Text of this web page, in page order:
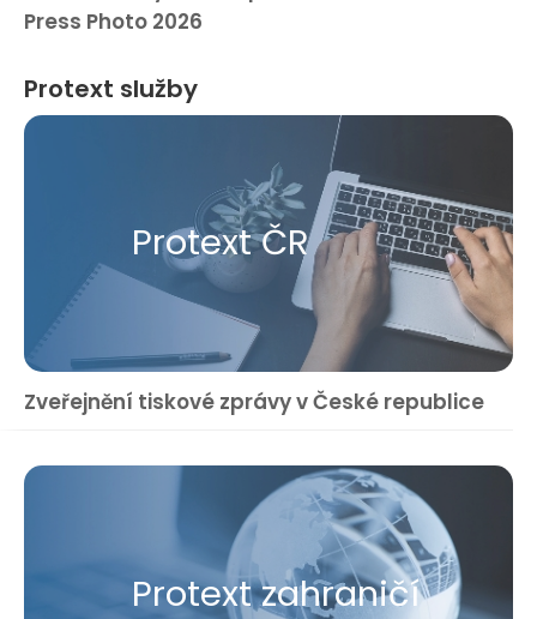
Press Photo 2026
Protext služby
Protext ČR
Zveřejnění tiskové zprávy v České republice
Protext zahraničí